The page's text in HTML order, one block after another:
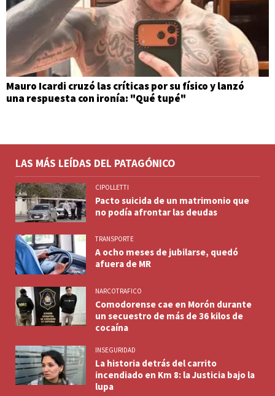
Mauro Icardi cruzó las críticas por su físico y lanzó
una respuesta con ironía: "Qué tupé"
LAS MÁS LEÍDAS DEL PATAGÓNICO
CIPOLLETTI
Pacto suicida de un matrimonio que
no podía afrontar las deudas
TRANSPORTE
A ocho meses de jubilarse, quedó
afuera de MR
NARCOTRAFICO
Comodorense cae en Morón durante
un secuestro de más de 36 kilos de
cocaína
INSEGURIDAD
La historia detrás del carrito
incendiado en Km 8: la Justicia bajo la
lupa